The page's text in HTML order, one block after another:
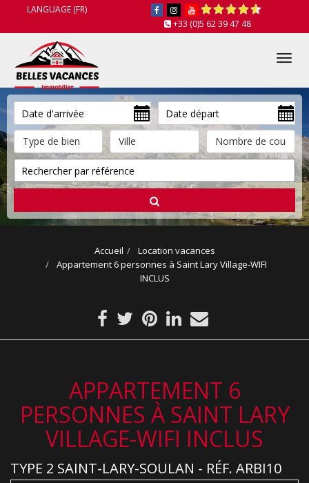
LANGUAGE (FR)
+33 (0)5 62 39 47 48
Accueil
Location vacances
Appartement 6 personnes à Saint Lary Village-WIFI
INCLUS
APPARTEMENT 6
PERSONNES À SAINT LARY
VILLAGE-WIFI INCLUS
TYPE 2 SAINT-LARY-SOULAN - RÉF. ARBI10